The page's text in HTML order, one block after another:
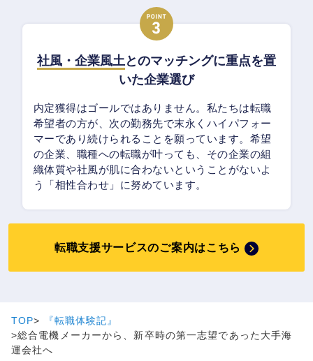
社風・企業風土とのマッチングに重点を置
いた企業選び
内定獲得はゴールではありません。私たちは転職
希望者の方が、次の勤務先で末永くハイパフォー
マーであり続けられることを願っています。希望
の企業、職種への転職が叶っても、その企業の組
織体質や社風が肌に合わないということがないよ
う「相性合わせ」に努めています。
転職支援サービスのご案内はこちら
TOP
『転職体験記』
総合電機メーカーから、新卒時の第一志望であった大手海
運会社へ